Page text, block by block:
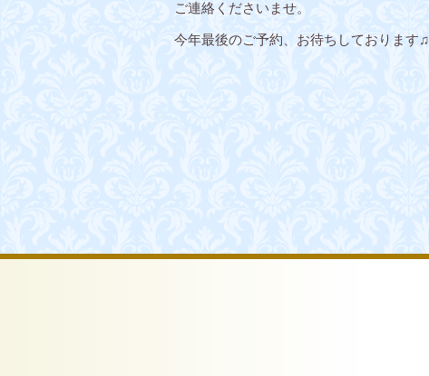
ご連絡くださいませ。
今年最後のご予約、お待ちしております♫